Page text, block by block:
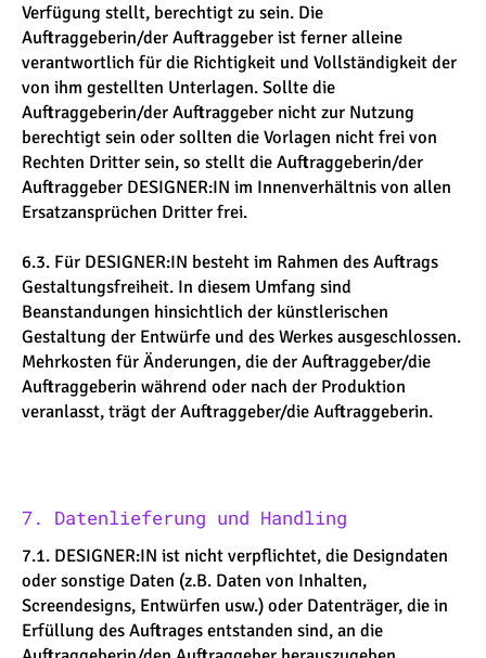
Verfügung stellt, berechtigt zu sein. Die
Auftraggeberin/der Auftraggeber ist ferner alleine
verantwortlich für die Richtigkeit und Vollständigkeit der
von ihm gestellten Unterlagen. Sollte die
Auftraggeberin/der Auftraggeber nicht zur Nutzung
berechtigt sein oder sollten die Vorlagen nicht frei von
Rechten Dritter sein, so stellt die Auftraggeberin/der
Auftraggeber DESIGNER:IN im Innenverhältnis von allen
Ersatzansprüchen Dritter frei.
6.3. Für DESIGNER:IN besteht im Rahmen des Auftrags
Gestaltungsfreiheit. In diesem Umfang sind
Beanstandungen hinsichtlich der künstlerischen
Gestaltung der Entwürfe und des Werkes ausgeschlossen.
Mehrkosten für Änderungen, die der Auftraggeber/die
Auftraggeberin während oder nach der Produktion
veranlasst, trägt der Auftraggeber/die Auftraggeberin.
7. Datenlieferung und Handling
7.1. DESIGNER:IN ist nicht verpflichtet, die Designdaten
oder sonstige Daten (z.B. Daten von Inhalten,
Screendesigns, Entwürfen usw.) oder Datenträger, die in
Erfüllung des Auftrages entstanden sind, an die